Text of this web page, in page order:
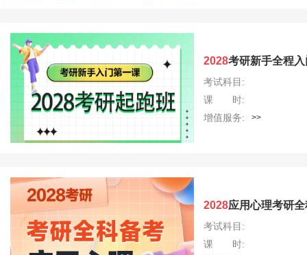
2028考研新手全程
考试科目:
课 时:
增值服务:
>>
2028应用心理考研
考试科目:
课 时: